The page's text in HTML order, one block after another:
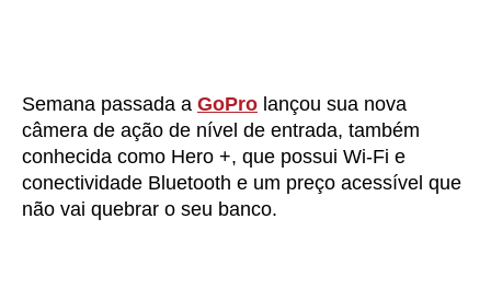
Semana passada a GoPro lançou sua nova
câmera de ação de nível de entrada, também
conhecida como Hero +, que possui Wi-Fi e
conectividade Bluetooth e um preço acessível que
não vai quebrar o seu banco.